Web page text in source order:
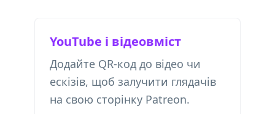
YouTube і відеовміст
Додайте QR-код до відео чи
ескізів, щоб залучити глядачів
на свою сторінку Patreon.